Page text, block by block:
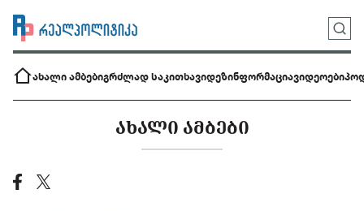
ახალი ამბებიგრძლად საკითხავიდეზინფორმაციავიდეოები
ᲐᲮᲐᲚᲘ ᲐᲛᲑᲔᲑᲘ